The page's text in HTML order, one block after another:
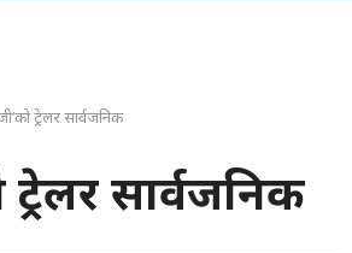
ट्रेलर सार्वजनिक
ट्रेलर सार्वजनिक